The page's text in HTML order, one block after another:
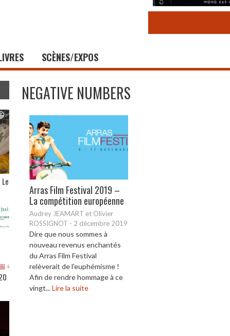
SCÈNES/EXPOS
NEGATIVE NUMBERS
Arras Film Festival 2019 –
La compétition européenne
Audrey JEAMART et Olivier
ROSSIGNOT - 2 décembre 2019
Dire que nous sommes à
nouveau revenus enchantés
du Arras Film Festival
relèverait de l’euphémisme !
Afin de rendre hommage à ce
vingt...Lire la suite